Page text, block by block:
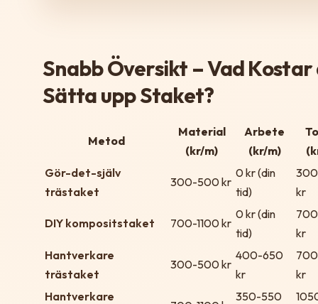
Snabb Översikt – Vad
Sätta upp Staket?
Metod
Material
(kr/m)
Arbete
(kr/m)
Gör-det-själv
trästaket
300-500 kr
0 kr (din
tid)
kr
DIY kompositstaket 700-1100 kr
0 kr (din
tid)
kr
Hantverkare
trästaket
300-500 kr
400-650
kr
kr
Hantverkare
350-550